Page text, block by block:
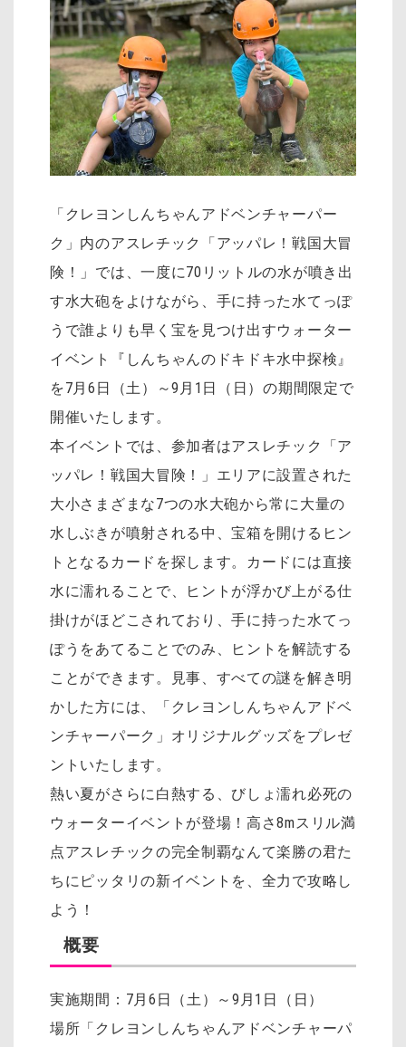
「クレヨンしんちゃんアドベンチャーパー
ク」内のアスレチック「アッパレ！戦国大冒
険！」では、一度に70リットルの水が噴き出
す水大砲をよけながら、手に持った水てっぽ
うで誰よりも早く宝を見つけ出すウォーター
イベント『しんちゃんのドキドキ水中探検』
を7月6日（土）～9月1日（日）の期間限定で
開催いたします。
本イベントでは、参加者はアスレチック「ア
ッパレ！戦国大冒険！」エリアに設置された
大小さまざまな7つの水大砲から常に大量の
水しぶきが噴射される中、宝箱を開けるヒン
トとなるカードを探します。カードには直接
水に濡れることで、ヒントが浮かび上がる仕
掛けがほどこされており、手に持った水てっ
ぽうをあてることでのみ、ヒントを解読する
ことができます。見事、すべての謎を解き明
かした方には、「クレヨンしんちゃんアドベ
ンチャーパーク」オリジナルグッズをプレゼ
ントいたします。
熱い夏がさらに白熱する、びしょ濡れ必死の
ウォーターイベントが登場！高さ8mスリル満
点アスレチックの完全制覇なんて楽勝の君た
ちにピッタリの新イベントを、全力で攻略し
よう！
概要
実施期間：7月6日（土）～9月1日（日）
場所「クレヨンしんちゃんアドベンチャーパ